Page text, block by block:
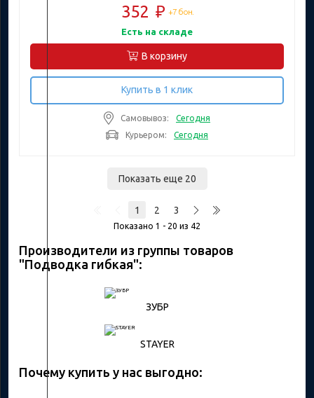
352 ₽ +7 бон.
Есть на складе
В корзину
Купить в 1 клик
Самовывоз:
Сегодня
Курьером:
Сегодня
Показать еще 20
1 2 3
Показано 1 - 20 из 42
Производители из группы товаров
"Подводка гибкая":
ЗУБР
STAYER
Почему купить у нас выгодно: